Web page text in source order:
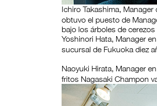
Ichiro Takashima,
obtuvo el puesto de
bajo los árboles de
Yoshinori Hata, Manager
sucursal de Fukuoka diez
Naoyuki Hirata, Manager
fritos Nagasaki Champon